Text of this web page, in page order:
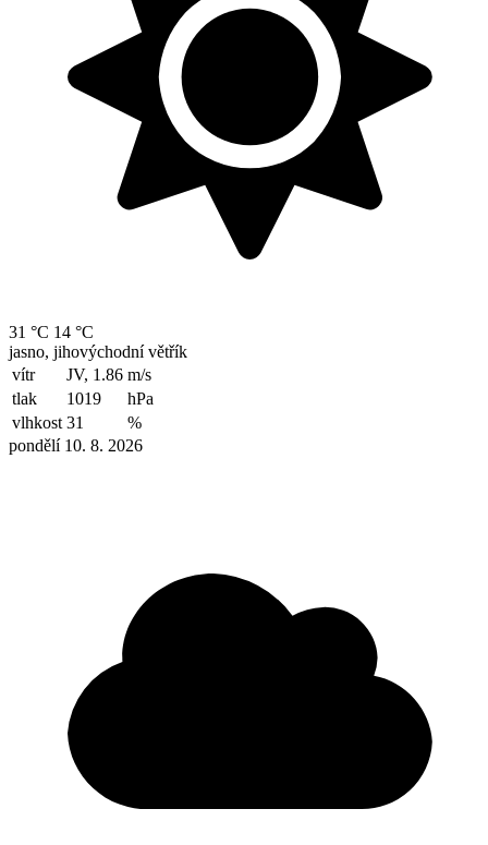
31 °C 14 °C
jasno, jihovýchodní větřík
vítr
JV, 1.86 m/s
tlak
1019
hPa
vlhkost 31
%
pondělí 10. 8. 2026